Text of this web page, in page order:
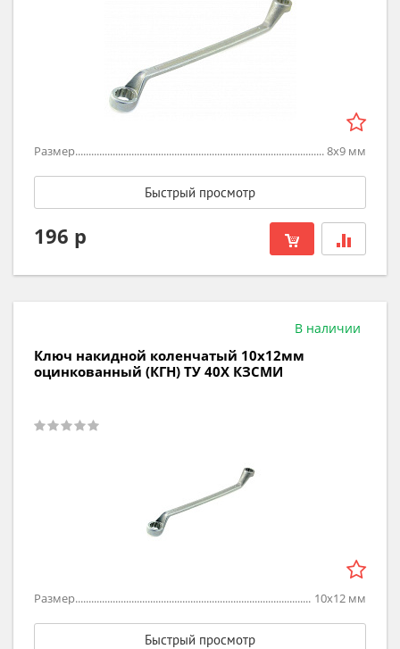
Размер 8х9 мм
Быстрый просмотр
196 р
В наличии
Ключ накидной коленчатый 10х12мм
оцинкованный (КГН) ТУ 40Х КЗСМИ
Размер 10х12 мм
Быстрый просмотр